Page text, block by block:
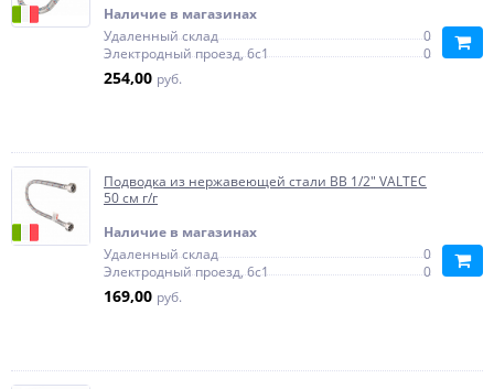
Наличие в магазинах
Удаленный склад
0
Электродный проезд, 6с1
0
254,00 руб.
Подводка из нержавеющей стали ВВ 1/2" VALTEC
50 см г/г
Наличие в магазинах
Удаленный склад
0
Электродный проезд, 6с1
0
169,00 руб.